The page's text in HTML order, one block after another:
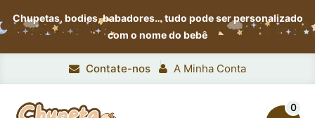
Chupetas, bodies, babadores…tudo pode ser personalizado
com o nome do bebê
Contate-nos A Minha Conta
0